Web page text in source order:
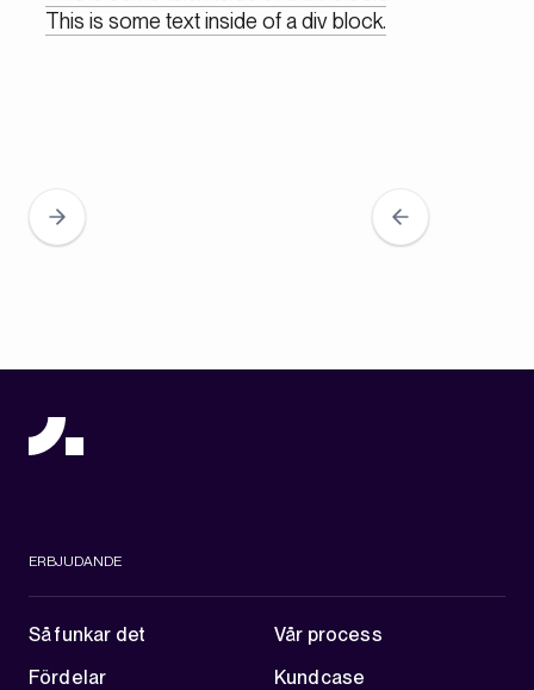
This is some text inside of a div block.
ERBJUDANDE
Så funkar det
Vår process
Fördelar
Kundcase